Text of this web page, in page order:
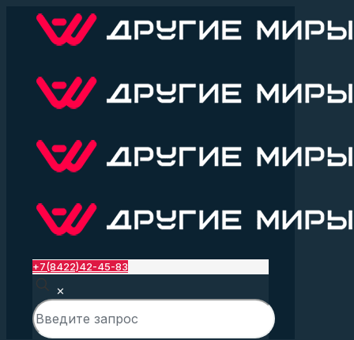
+7(8422)42-45-83
✕